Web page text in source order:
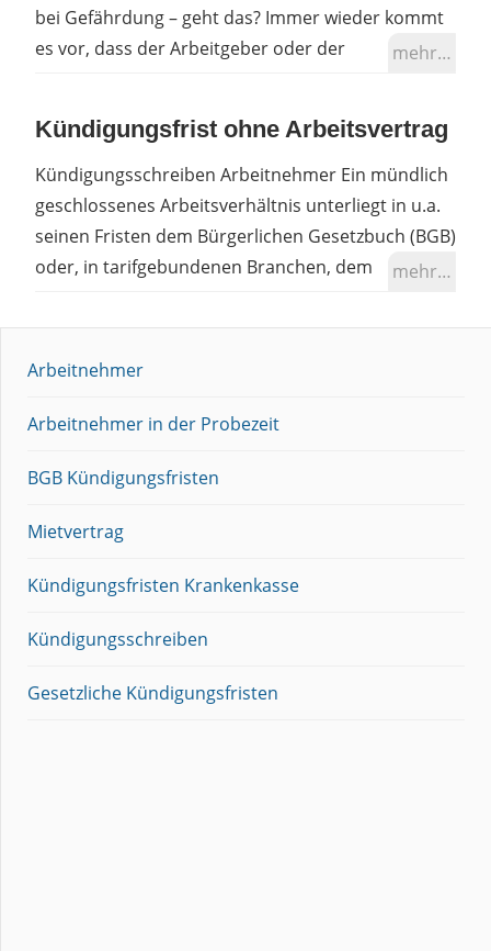
bei Gefährdung – geht das? Immer wieder kommt
es vor, dass der Arbeitgeber oder der
mehr…
Kündigungsfrist ohne Arbeitsvertrag
Kündigungsschreiben Arbeitnehmer Ein mündlich
geschlossenes Arbeitsverhältnis unterliegt in u.a.
seinen Fristen dem Bürgerlichen Gesetzbuch (BGB)
oder, in tarifgebundenen Branchen, dem
mehr…
Arbeitnehmer
Arbeitnehmer in der Probezeit
BGB Kündigungsfristen
Mietvertrag
Kündigungsfristen Krankenkasse
Kündigungsschreiben
Gesetzliche Kündigungsfristen